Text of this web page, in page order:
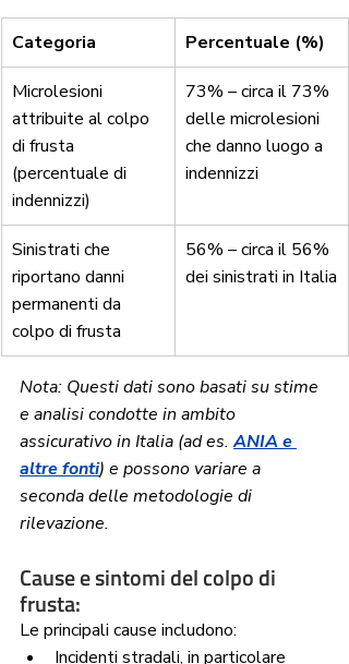
Categoria Percentuale (%)
Microlesioni
attribuite al colpo
di frusta
(percentuale di
indennizzi)
73% – circa il 73%
delle microlesioni
che danno luogo a
indennizzi
Sinistrati che
riportano danni
permanenti da
colpo di frusta
56% – circa il 56%
dei sinistrati in Italia
Nota: Questi dati sono basati su stime
e analisi condotte in ambito
assicurativo in Italia (ad es. ANIA e
altre fonti) e possono variare a
seconda delle metodologie di
rilevazione.
Cause e sintomi del colpo di
frusta:
Le principali cause includono:
Incidenti stradali, in particolare